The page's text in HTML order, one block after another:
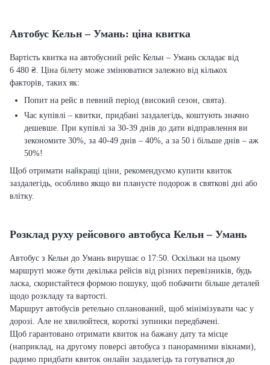
Автобус Кельн – Умань: ціна квитка
Вартість квитка на автобусний рейс Кельн – Умань складає від
6 480 ₴. Ціна білету може змінюватися залежно від кількох
факторів, таких як:
Попит на рейс в певний період (високий сезон, свята).
Час купівлі – квитки, придбані заздалегідь, коштують значно
дешевше. При купівлі за 30-39 днів до дати відправлення ви
зекономите 30%, за 40-49 днів – 40%, а за 50 і більше днів – аж
50%!
Щоб отримати найкращі ціни, рекомендуємо купити квиток
заздалегідь, особливо якщо ви плануєте подорож в святкові дні або
влітку.
Розклад руху рейсового автобуса Кельн – Умань
Автобус з Кельн до Умань вирушає о 17:50. Оскільки на цьому
маршруті може бути декілька рейсів від різних перевізників, будь
ласка, скористайтеся формою пошуку, щоб побачити більше деталей
щодо розкладу та вартості.
Маршрут автобусів ретельно спланований, щоб мінімізувати час у
дорозі. Але не хвилюйтеся, короткі зупинки передбачені.
Щоб гарантовано отримати квиток на бажану дату та місце
(наприклад, на другому поверсі автобуса з панорамними вікнами),
радимо придбати квиток онлайн заздалегідь та готуватися до